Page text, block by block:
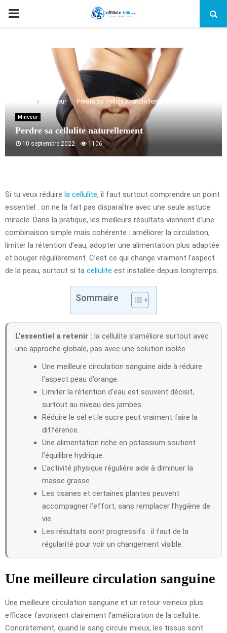
PRIMARY
Minceur Perdre sa cellulite naturellement
Minceur
Perdre sa cellulite naturellement
10 septembre 2022 1106
Si tu veux réduire la cellulite, il faut surtout comprendre un point
essentiel : on ne la fait pas disparaître avec une seule astuce
miracle. Dans la pratique, les meilleurs résultats viennent d’une
combinaison simple mais cohérente : améliorer la circulation,
limiter la rétention d’eau, adopter une alimentation plus adaptée
et bouger régulièrement. C’est ce qui change vraiment l’aspect
de la peau, surtout si ta cellulite est installée depuis longtemps.
Sommaire
L’essentiel a retenir : la cellulite s’améliore surtout avec
une approche globale, pas avec une solution isolée.
Une meilleure circulation sanguine aide à réduire
l’aspect peau d’orange.
Limiter la rétention d’eau est souvent décisif,
surtout au niveau des jambes.
Réduire le sel et le sucre peut vraiment faire la
différence.
Une alimentation riche en potassium soutient
l’équilibre hydrique.
L’activité physique régulière aide à diminuer la
masse grasse.
Les tisanes et certaines plantes peuvent
accompagner l’effort, sans remplacer l’hygiène de
vie.
Les résultats sont progressifs : il faut de la
régularité pour voir un changement visible.
Une meilleure circulation sanguine
Une meilleure circulation sanguine et un retour veineux plus
efficace favorisent clairement l’amélioration de la cellulite.
Concrètement, quand le sang circule mieux, les tissus sont